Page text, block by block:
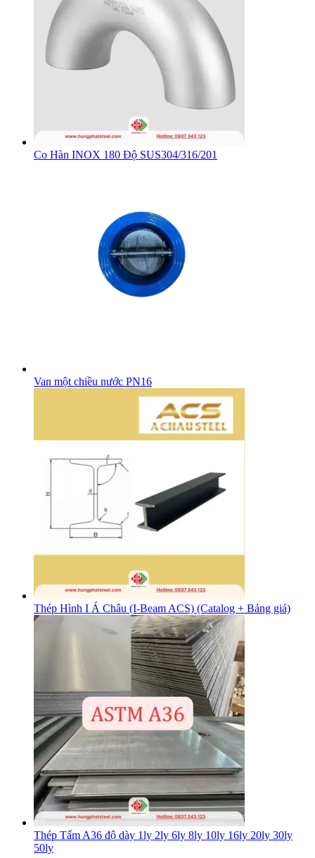
Co Hàn INOX 180 Độ SUS304/316/201
Van một chiều nước PN16
Thép Hình I Á Châu (I-Beam ACS) (Catalog + Bảng giá)
Thép Tấm A36 độ dày 1ly 2ly 6ly 8ly 10ly 16ly 20ly 30ly
50ly